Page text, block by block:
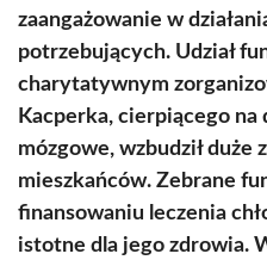
zaangażowanie w
potrzebujących. Udział
charytatywnym
Kacperka, cierpiącego na
mózgowe, wzbudził duże
mieszkańców. Zebrane
finansowaniu leczenia
istotne dla jego zdrowia.